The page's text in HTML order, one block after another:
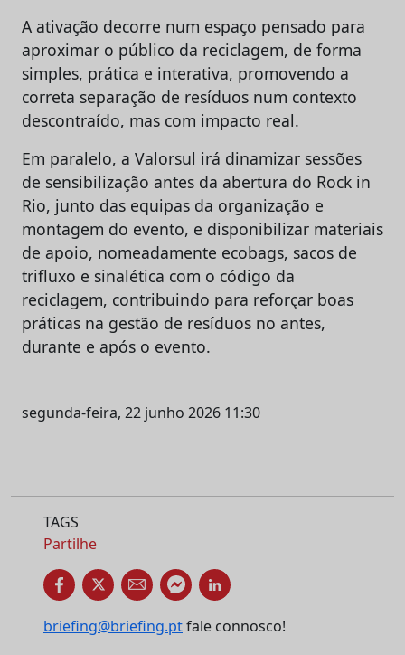
A ativação decorre num espaço pensado para
aproximar o público da reciclagem, de forma
simples, prática e interativa, promovendo a
correta separação de resíduos num contexto
descontraído, mas com impacto real.
Em paralelo, a Valorsul irá dinamizar sessões
de sensibilização antes da abertura do Rock in
Rio, junto das equipas da organização e
montagem do evento, e disponibilizar materiais
de apoio, nomeadamente ecobags, sacos de
trifluxo e sinalética com o código da
reciclagem, contribuindo para reforçar boas
práticas na gestão de resíduos no antes,
durante e após o evento.
segunda-feira, 22 junho 2026 11:30
TAGS
Partilhe
briefing@briefing.ptfale connosco!